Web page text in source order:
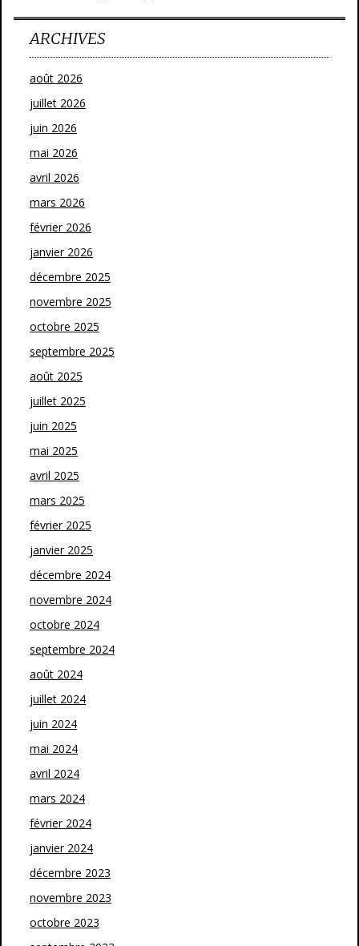
ARCHIVES
août 2026
juillet 2026
juin 2026
mai 2026
avril 2026
mars 2026
février 2026
janvier 2026
décembre 2025
novembre 2025
octobre 2025
septembre 2025
août 2025
juillet 2025
juin 2025
mai 2025
avril 2025
mars 2025
février 2025
janvier 2025
décembre 2024
novembre 2024
octobre 2024
septembre 2024
août 2024
juillet 2024
juin 2024
mai 2024
avril 2024
mars 2024
février 2024
janvier 2024
décembre 2023
novembre 2023
octobre 2023